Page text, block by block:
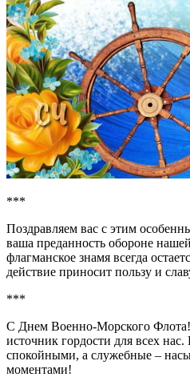
***
Поздравляем вас с этим
ваша преданность обороне
флагманское знамя всегда
действие приносит пользу и
***
С Днем Военно-Морского
источник гордости для всех
спокойными, а служебные –
моментами!